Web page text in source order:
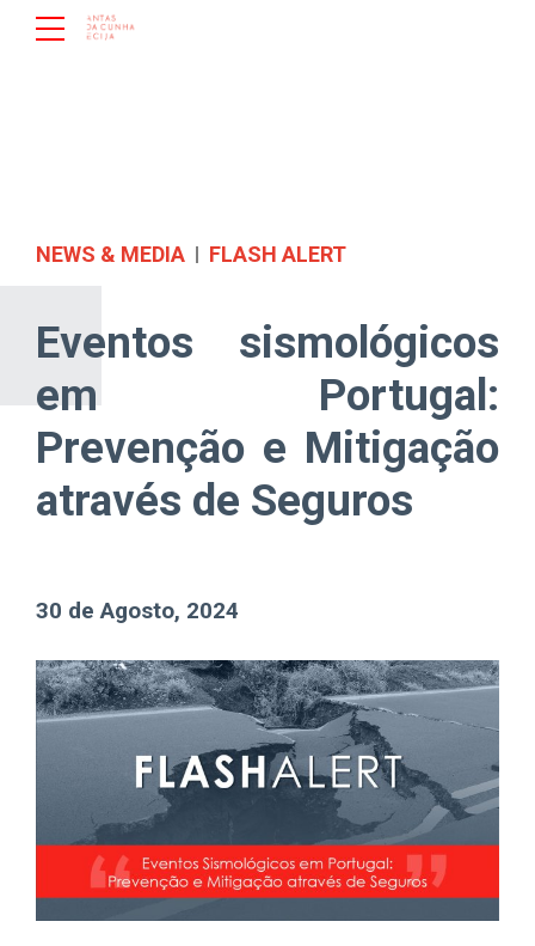
NEWS & MEDIA FLASH ALERT
Eventos sismológicos
em Portugal:
Prevenção e Mitigação
através de Seguros
30 de Agosto, 2024